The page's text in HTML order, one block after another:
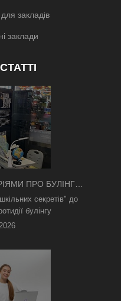
закладів
заклади
ПРО БУЛІНГ
КИЄВІ секретів" до
булінгу